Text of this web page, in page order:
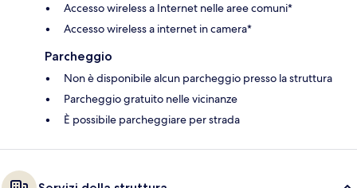
Accesso wireless a Internet nelle aree comuni*
Accesso wireless a internet in camera*
Parcheggio
Non è disponibile alcun parcheggio presso la struttura
Parcheggio gratuito nelle vicinanze
È possibile parcheggiare per strada